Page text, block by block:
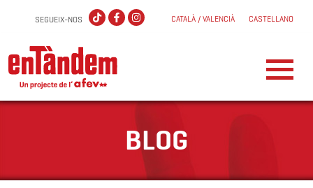
CATALÀ / VALENCIÀ CASTELLANO
SEGUEIX-NOS
BLOG